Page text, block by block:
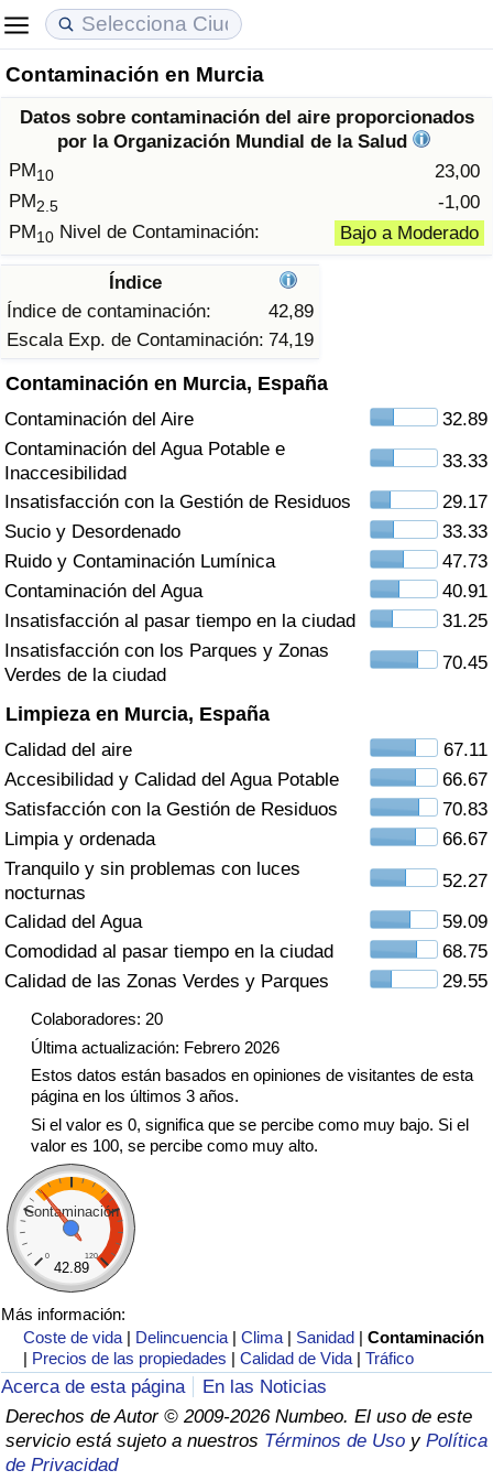
Contaminación en Murcia
Datos sobre contaminación del aire proporcionados
por la Organización Mundial de la Salud
PM10
23,00
PM2.5
-1,00
PM10 Nivel de Contaminación: Bajo a Moderado
Índice
Índice de contaminación:
42,89
Escala Exp. de Contaminación: 74,19
Contaminación en Murcia, España
Contaminación del Aire
32.89
Contaminación del Agua Potable e
Inaccesibilidad
33.33
Insatisfacción con la Gestión de Residuos
29.17
Sucio y Desordenado
33.33
Ruido y Contaminación Lumínica
47.73
Contaminación del Agua
40.91
Insatisfacción al pasar tiempo en la ciudad
31.25
Insatisfacción con los Parques y Zonas
Verdes de la ciudad
70.45
Limpieza en Murcia, España
Calidad del aire
67.11
Accesibilidad y Calidad del Agua Potable
66.67
Satisfacción con la Gestión de Residuos
70.83
Limpia y ordenada
66.67
Tranquilo y sin problemas con luces
nocturnas
52.27
Calidad del Agua
59.09
Comodidad al pasar tiempo en la ciudad
68.75
Calidad de las Zonas Verdes y Parques
29.55
Colaboradores: 20
Última actualización: Febrero 2026
Estos datos están basados en opiniones de visitantes de esta
página en los últimos 3 años.
Si el valor es 0, significa que se percibe como muy bajo. Si el
valor es 100, se percibe como muy alto.
Contaminación
0 120
42.89
Más información:
Coste de vida | Delincuencia |Clima | Sanidad |Contaminación
| Precios de las propiedades |Calidad de Vida |Tráfico
Acerca de esta página
En las Noticias
Derechos de Autor © 2009-2026 Numbeo. El uso de este
servicio está sujeto a nuestros Términos de Uso y Política
de Privacidad
Coste de vida
Índice de Costo de Vida (Actual)
Índice de Costo de Vida
en aqaba
Precios de las propiedades
Índice de Precios de Inmuebles (Actual)
Índice de Precios de Inmuebles
Índice de Precios de Inmuebles por País
Calidad de Vida
Índice de Calidad de Vida
Índice de Calidad de Vida (Actual)
Delincuencia
Calificación del Índice de Criminalidad
(Actual)
Índice de Criminalidad
Índice de criminalidad por país
Sanidad
Índice de Sanidad (Actual)
Índice de Sanidad
Índice de Sanidad por País
Contaminación
Índice de Contaminación (Actual)
Índice de contaminación
Índice de Contaminación por País
Tráfico
Índice de Tráfico
Índice de Tráfico (Actual)
Índice de Tráfico por País